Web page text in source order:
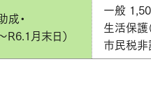
成・
R6.1月末日）
一般
生活保護
市民税非